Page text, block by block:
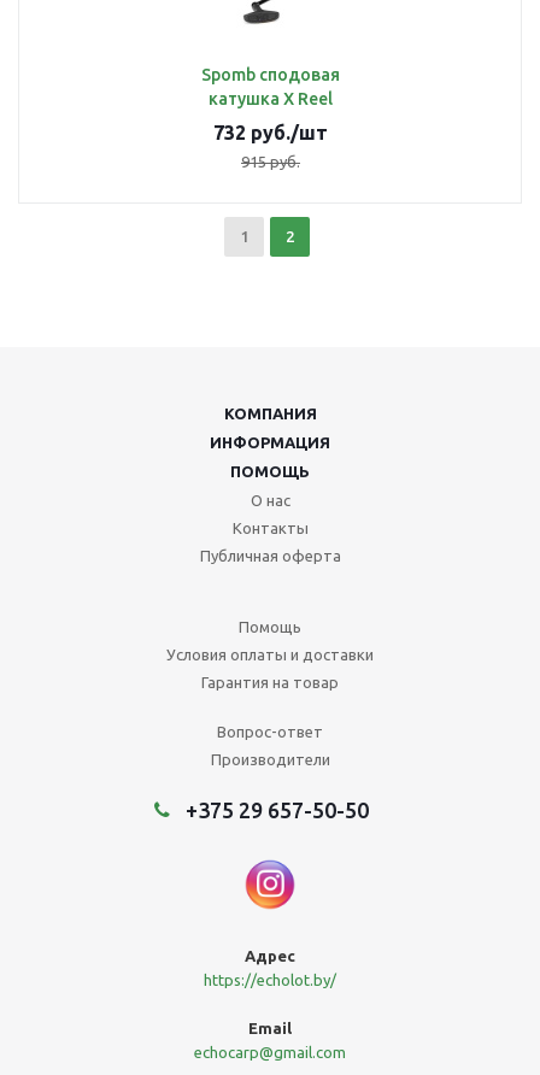
Spomb сподовая
катушка X Reel
732 руб./шт
915руб.
1 2
КОМПАНИЯ
ИНФОРМАЦИЯ
ПОМОЩЬ
О нас
Контакты
Публичная оферта
Помощь
Условия оплаты и доставки
Гарантия на товар
Вопрос-ответ
Производители
+375 29 657-50-50
Адреc
https://echolot.by/
Email
echocarp@gmail.com